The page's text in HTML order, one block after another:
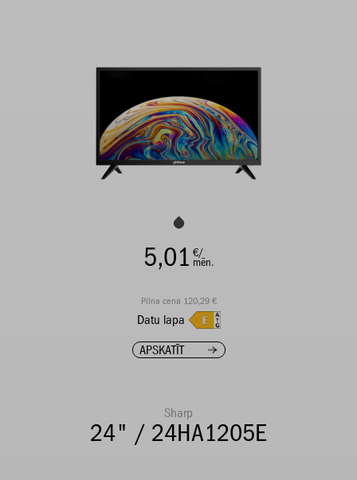
5,01 €/
mēn.
Pilna cena 120,29 €
Datu lapa
APSKATĪT
Sharp
24" / 24HA1205E